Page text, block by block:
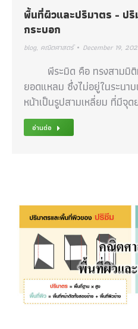
พื้นที่ผิวและปริมาตร‎ -‎ ป
กระบอก
blog, คณิตศาสตร์ December 19,
พีระมิด คือ ทรงสามมิติที่
ยอดแหลม ซึ่งไม่อยู่ในระนา
หน้าเป็นรูปสามเหลี่ยม ที่มีจุ
อ่านต่อ